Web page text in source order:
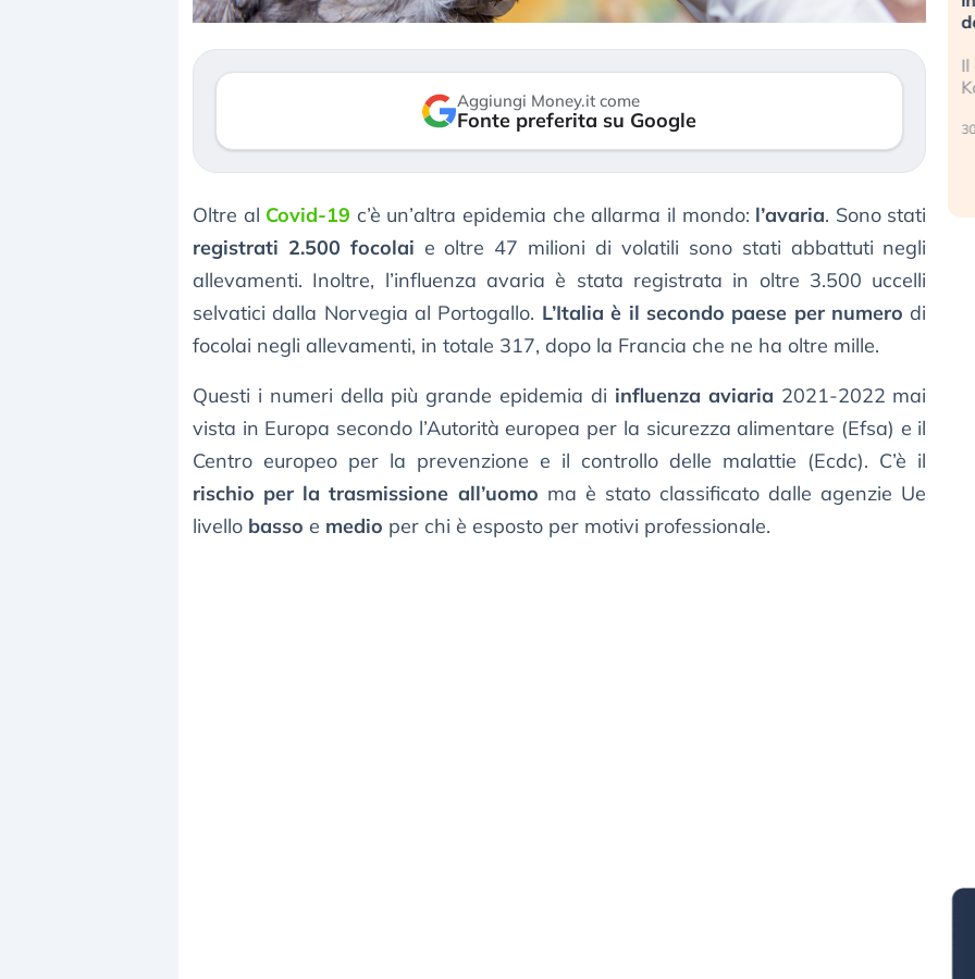
Aggiungi Money.it come
Fonte preferita su Google
Oltre al Covid-19 c’è un’altra epidemia che allarma il mondo: l’avaria. Sono stati
registrati 2.500 focolai e oltre 47 milioni di volatili sono stati abbattuti negli
allevamenti. Inoltre, l’influenza avaria è stata registrata in oltre 3.500 uccelli
selvatici dalla Norvegia al Portogallo. L’Italia è il secondo paese per numero di
focolai negli allevamenti, in totale 317, dopo la Francia che ne ha oltre mille.
Questi i numeri della più grande epidemia di influenza aviaria 2021-2022 mai
vista in Europa secondo l’Autorità europea per la sicurezza alimentare (Efsa) e il
Centro europeo per la prevenzione e il controllo delle malattie (Ecdc). C’è il
rischio per la trasmissione all’uomo ma è stato classificato dalle agenzie Ue
livello basso e medio per chi è esposto per motivi professionale.
repricing degli asset?
3 agosto 2026
della bolla AI
Kospi, mentre gli investitori retail (…)
30 luglio 2026